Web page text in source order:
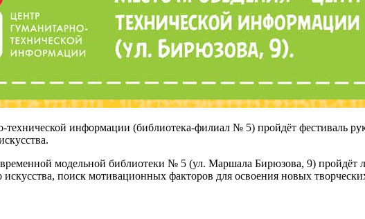
технической информации (библиотека-филиал № 5) пройдёт фестиваль
модельной библиотеки № 5 (ул. Маршала Бирюзова, 9)
поиск мотивационных факторов для освоения новых